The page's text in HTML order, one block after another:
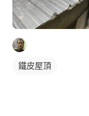
鐵皮屋頂